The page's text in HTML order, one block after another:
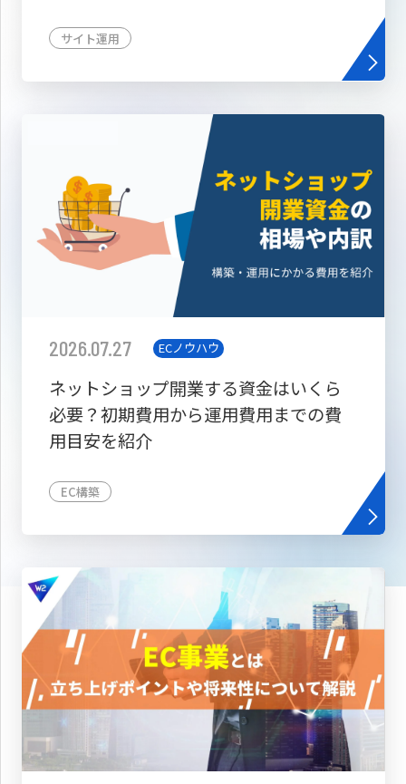
サイト運用
2026.07.27 ECノウハウ
ネットショップ開業する資金はいくら
必要？初期費用から運用費用までの費
用目安を紹介
EC構築